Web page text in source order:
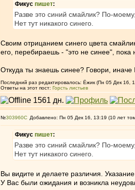
Фикус пишет:
Разве это синий смайлик? По-
Нет тут никакого синего.
Своим отрицанием синего цвета
его, перебираешь - "это не синее", пока
Откуда ты знаешь синее? Говори, иначе
Последний раз редактировалось: Ёжик (Пн 05 Дек 16,
Ответы на этот пост: Горсть листьев
№303960 Добавлено: Пн 05 Дек 16, 13:19 (10 лет
Фикус пишет:
Разве это синий смайлик? По-
Нет тут никакого синего.
Вы видите и делаете различия.
У Вас были ожидания и возникла